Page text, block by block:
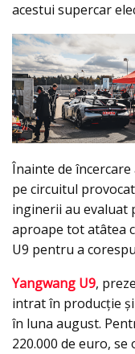
acestui supercar
Înainte de
pe circuitul
inginerii au evaluat
aproape tot atâtea
U9 pentru a
Yangwang U9,
intrat în producție
în luna august.
220.000 de euro,